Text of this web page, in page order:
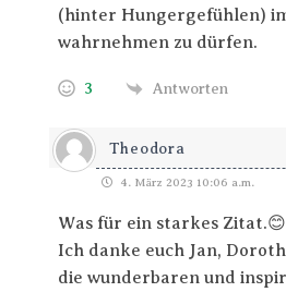
(hinter Hungergefühlen)
wahrnehmen zu dürfen.
3 Antworten
Theodora
4. März 2023 10:06 a.m.
Was für ein starkes Zitat.😊
Ich danke euch Jan,
die wunderbaren und